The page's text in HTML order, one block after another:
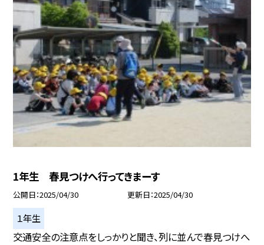
1年生 春見つけへ行ってきまーす
公開日 2025/04/30 更新日 2025/04/30
１年生
交通安全の注意点をしっかりと聞き、列に並んで春見つけへ